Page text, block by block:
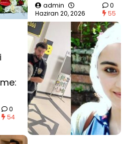
admin
Haziran 20, 2026
0
55
0
54